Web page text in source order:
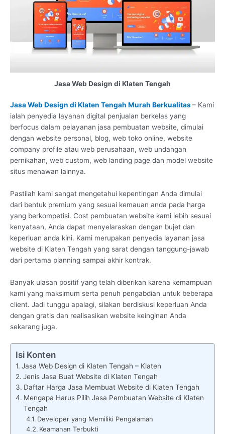
Jasa Web Design di Klaten Tengah
Jasa Web Design di Klaten Tengah Murah Berkualitas– Kami
ialah penyedia layanan digital penjualan berkelas yang
berfocus dalam pelayanan jasa pembuatan website, dimulai
dengan website personal, blog, web toko online, website
company profile atau web perusahaan, web undangan
pernikahan, web custom, web landing page dan model website
situs menawan lainnya.
Pastilah kami sangat mengetahui kepentingan Anda dimulai
dari bentuk premium yang sesuai kemauan anda pada harga
yang berkompetisi. Cost pembuatan website kami lebih sesuai
kenyataan, Anda dapat menyelaraskan dengan bujet dan
keperluan anda kini. Kami merupakan penyedia layanan jasa
website di Klaten Tengah yang sarat dengan tanggung-jawab
dari pertama planning sampai akhir kontrak.
Banyak ulasan positif yang telah diberikan karena kemampuan
kami yang maksimum serta penuh pengabdian untuk beberapa
client. Jadi tunggu apalagi, silakan berdiskusi keperluan Anda
dengan gratis dan realisasikan website keinginan Anda
sekarang juga.
Isi Konten
Jasa Web Design di Klaten Tengah – Klaten
Jenis Jasa Buat Website di Klaten Tengah
Daftar Harga Jasa Membuat Website di Klaten Tengah
Mengapa Harus Pilih Jasa Pembuatan Website di Klaten
Tengah
Developer yang Memiliki Pengalaman
Keamanan Terbukti